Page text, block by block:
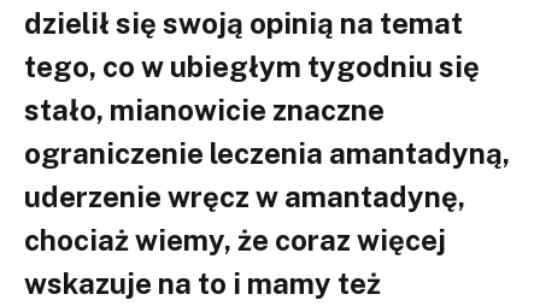
dzielił się swoją opinią na temat
tego, co w ubiegłym tygodniu się
stało, mianowicie znaczne
ograniczenie leczenia amantadyną,
uderzenie wręcz w amantadynę,
chociaż wiemy, że coraz więcej
wskazuje na to i mamy też